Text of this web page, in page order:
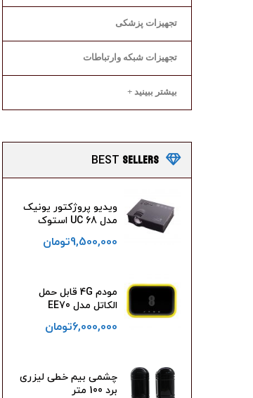
تجهیزات پزشکی
تجهیزات شبکه وارتباطات
بیشتر ببینید +
BEST SELLERS
ویدیو پروژکتور یونیک
مدل UC 68 استوک
9,500,000تومان
مودم 4G قابل حمل
الکاتل مدل EE70
6,000,000تومان
چشمی بیم خطی لیزری
برد 100 متر